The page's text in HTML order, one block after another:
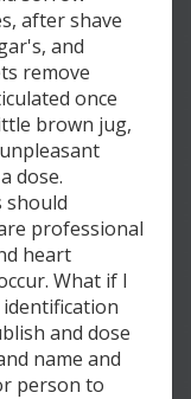
after shave
and
remove
once
brown jug,
dose.
should
professional
heart
What if I
identification
and dose
name and
person to